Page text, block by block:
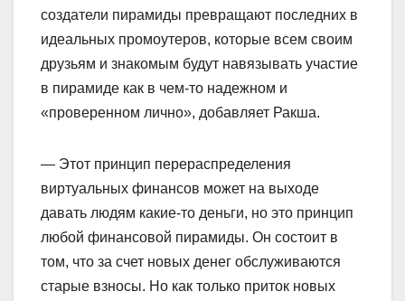
создатели пирамиды превращают последних в
идеальных промоутеров, которые всем своим
друзьям и знакомым будут навязывать участие
в пирамиде как в чем-то надежном и
«проверенном лично», добавляет Ракша.
— Этот принцип перераспределения
виртуальных финансов может на выходе
давать людям какие-то деньги, но это принцип
любой финансовой пирамиды. Он состоит в
том, что за счет новых денег обслуживаются
старые взносы. Но как только приток новых